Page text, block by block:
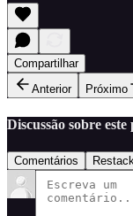
Compartilhar
Anterior
Próximo
Discussão sobre este
Comentários